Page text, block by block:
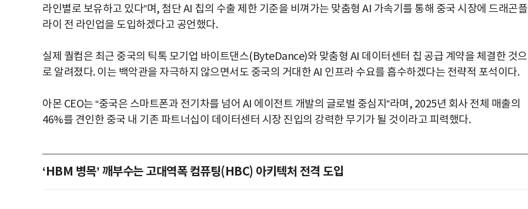
라인별로 보유하고 있다”며, 첨단 AI 칩의 수출 제한 기준을 비껴가는 맞춤형 AI 가속기를 통해 중국 시장에 드래곤플
라이 전 라인업을 도입하겠다고 공언했다.
실제 퀄컴은 최근 중국의 틱톡 모기업 바이트댄스(ByteDance)와 맞춤형 AI 데이터센터 칩 공급 계약을 체결한 것으
로 알려졌다. 이는 백악관을 자극하지 않으면서도 중국의 거대한 AI 인프라 수요를 흡수하겠다는 전략적 포석이다.
아몬 CEO는 “중국은 스마트폰과 전기차를 넘어 AI 에이전트 개발의 글로벌 중심지”라며, 2025년 회사 전체 매출의
46%를 견인한 중국 내 기존 파트너십이 데이터센터 시장 진입의 강력한 무기가 될 것이라고 피력했다.
‘HBM 병목’ 깨부수는 고대역폭 컴퓨팅(HBC) 아키텍처 전격 도입